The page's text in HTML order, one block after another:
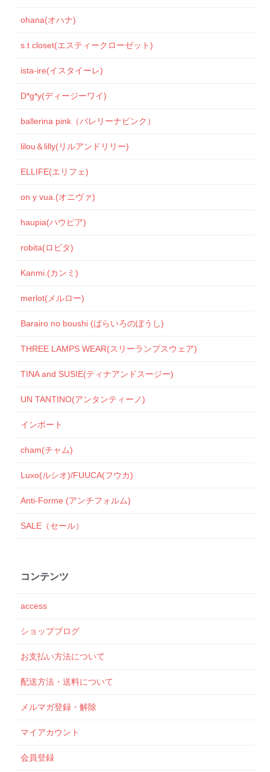
ohana(オハナ)
s.t closet(エスティークローゼット)
ista-ire(イスタイーレ)
D*g*y(ディージーワイ)
ballerina pink（バレリーナピンク）
lilou＆lilly(リルアンドリリー)
ELLIFE(エリフェ)
on y vua.(オニヴァ)
haupia(ハウピア)
robita(ロビタ)
Kanmi.(カンミ)
merlot(メルロー)
Barairo no boushi (ばらいろのぼうし)
THREE LAMPS WEAR(スリーランプスウェア)
TINA and SUSIE(ティナアンドスージー)
UN TANTINO(アンタンティーノ)
インポート
cham(チャム)
Luxo(ルシオ)/FUUCA(フウカ)
Anti-Forme (アンチフォルム)
SALE（セール）
コンテンツ
access
ショップブログ
お支払い方法について
配送方法・送料について
メルマガ登録・解除
マイアカウント
会員登録